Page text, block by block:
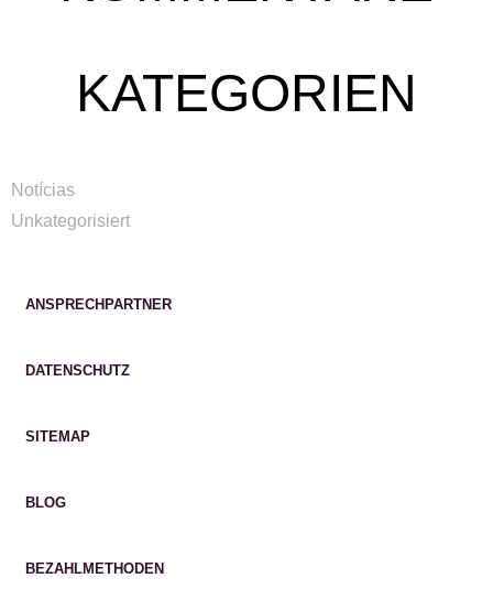
KATEGORIEN
Notícias
Unkategorisiert
ANSPRECHPARTNER
DATENSCHUTZ
SITEMAP
BLOG
BEZAHLMETHODEN